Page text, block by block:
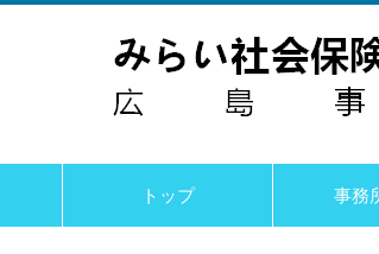
トップ 事務